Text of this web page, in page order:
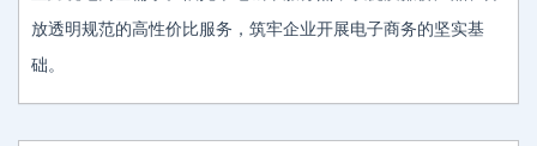
放透明规范的高性价比服务，筑牢企业开展电子商务的坚实基
础。